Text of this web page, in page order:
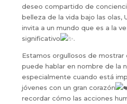
deseo compartido de
belleza de la vida bajo las olas,
invita a un mundo que es a la
significativo
.
Estamos orgullosos de
puede hablar en nombre de la
especialmente cuando está
jóvenes con un gran corazón
recordar cómo las acciones